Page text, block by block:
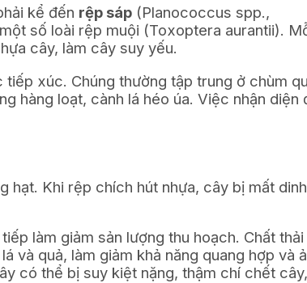
kể đến rệp sáp (Planococcus spp.,
số loài rệp muội (Toxoptera aurantii).
cây, làm cây suy yếu.
xúc. Chúng thường tập trung ở chùm
hàng loạt, cành lá héo úa. Việc nhận diện
hạt. Khi rệp chích hút nhựa, cây bị mất dinh
làm giảm sản lượng thu hoạch. Chất
và quả, làm giảm khả năng quang hợp và
có thể bị suy kiệt nặng, thậm chí chết